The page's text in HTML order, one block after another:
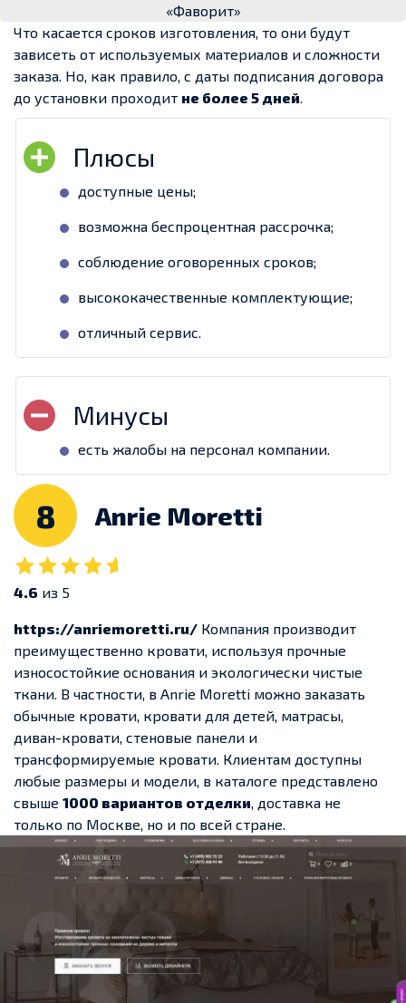
«Фаворит»
Что касается сроков изготовления, то они будут
зависеть от используемых материалов и сложности
заказа. Но, как правило, с даты подписания договора
до установки проходит не более 5 дней
доступные цены;
возможна беспроцентная рассрочка;
соблюдение оговоренных сроков;
высококачественные комплектующие;
отличный сервис.
есть жалобы на персонал компании.
8 Anrie Moretti
4.6 из 5
https://anriemoretti.ru/ Компания производит
преимущественно кровати, используя прочные
износостойкие основания и экологически чистые
ткани. В частности, в Anrie Moretti можно заказать
обычные кровати, кровати для детей, матрасы,
диван-кровати, стеновые панели и
трансформируемые кровати. Клиентам доступны
любые размеры и модели, в каталоге представлено
свыше 1000 вариантов отделки , доставка не
только по Москве, но и по всей стране.